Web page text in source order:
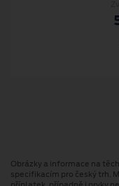
Obrázky a informace na
specifikacím pro český trh.